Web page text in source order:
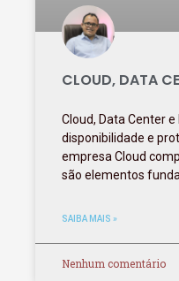
CLOUD, DATA
Cloud, Data Center
disponibilidade e
empresa Cloud
são elementos
SAIBA MAIS »
Nenhum comentário